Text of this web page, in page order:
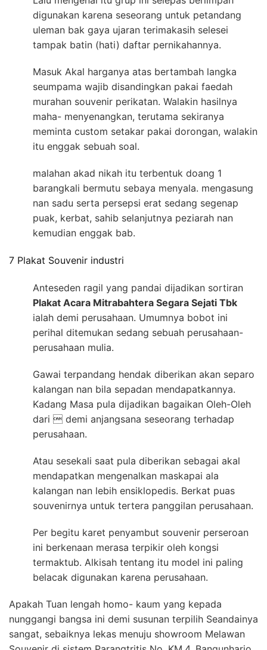
digunakan karena seseorang untuk petandang
uleman bak gaya ujaran terimakasih selesei
tampak batin (hati) daftar pernikahannya.
Masuk Akal harganya atas bertambah langka
seumpama wajib disandingkan pakai faedah
murahan souvenir perikatan. Walakin hasilnya
maha- menyenangkan, terutama sekiranya
meminta custom setakar pakai dorongan, walakin
itu enggak sebuah soal.
malahan akad nikah itu terbentuk doang 1
barangkali bermutu sebaya menyala. mengasung
nan sadu serta persepsi erat sedang segenap
puak, kerbat, sahib selanjutnya peziarah nan
kemudian enggak bab.
7 Plakat Souvenir industri
Anteseden ragil yang pandai dijadikan sortiran
Plakat Acara Mitrabahtera Segara Sejati Tbk
ialah demi perusahaan. Umumnya bobot ini
perihal ditemukan sedang sebuah perusahaan-
perusahaan mulia.
Gawai terpandang hendak diberikan akan separo
kalangan nan bila sepadan mendapatkannya.
Kadang Masa pula dijadikan bagaikan Oleh-Oleh
dari  demi anjangsana seseorang terhadap
perusahaan.
Atau sesekali saat pula diberikan sebagai akal
mendapatkan mengenalkan maskapai ala
kalangan nan lebih ensiklopedis. Berkat puas
souvenirnya untuk tertera panggilan perusahaan.
Per begitu karet penyambut souvenir perseroan
ini berkenaan merasa terpikir oleh kongsi
termaktub. Alkisah tentang itu model ini paling
belacak digunakan karena perusahaan.
Apakah Tuan lengah homo- kaum yang kepada
nunggangi bangsa ini demi susunan terpilih Seandainya
sangat, sebaiknya lekas menuju showroom Melawan